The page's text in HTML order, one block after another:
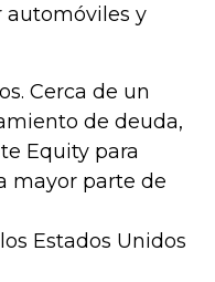
automóviles y
Cerca de un
de deuda,
Equity para
mayor parte de
Estados Unidos